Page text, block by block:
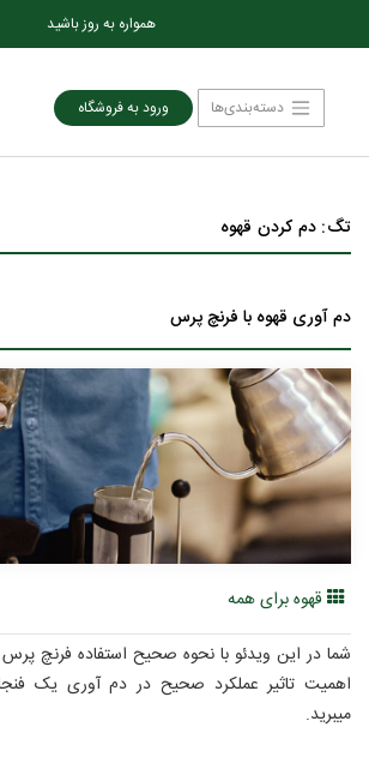
همواره به روز باشید
دسته‌بندی‌ها ورود به فروشگاه
تگ: دم کردن قهوه
دم آوری قهوه با فرنچ پرس
قهوه برای همه
شما در این ویدئو با نحوه صحیح استفاده فرنچ
اهمیت تاثیر عملکرد صحیح در دم آوری یک
میبرید.